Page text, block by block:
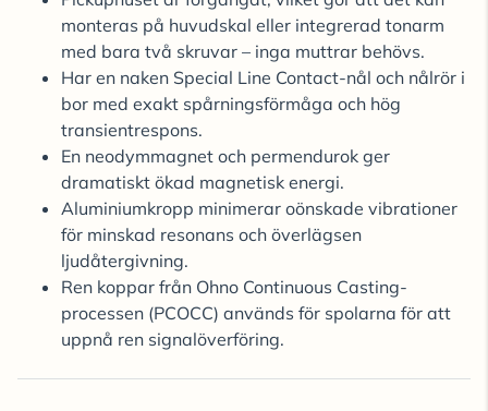
monteras på huvudskal eller integrerad tonarm
med bara två skruvar – inga muttrar behövs.
Har en naken Special Line Contact-nål och nålrör i
bor med exakt spårningsförmåga och hög
transientrespons.
En neodymmagnet och permendurok ger
dramatiskt ökad magnetisk energi.
Aluminiumkropp minimerar oönskade vibrationer
för minskad resonans och överlägsen
ljudåtergivning.
Ren koppar från Ohno Continuous Casting-
processen (PCOCC) används för spolarna för att
uppnå ren signalöverföring.